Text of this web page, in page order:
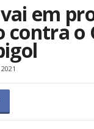
em
contra o